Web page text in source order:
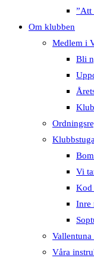
”Att
Om klubben
Medlem i
Bli
Vi
Kod
Inre
Våra